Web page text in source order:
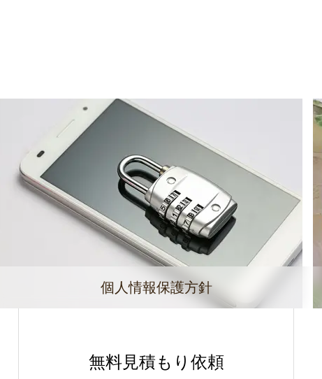
個人情報保護方針
無料見積もり依頼